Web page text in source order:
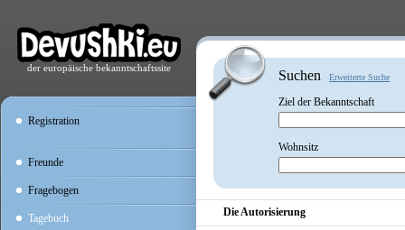
der europäische bekanntschaftssite
Registration
Freunde
Fragebogen
Tagebuch
Suchen Erweiterte Suche
Ziel der Bekanntschaft
Wohnsitz
Die Autorisierung